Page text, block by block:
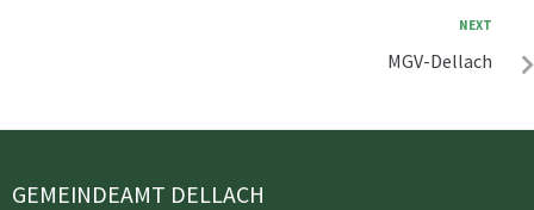
NEXT
MGV-Dellach
GEMEINDEAMT DELLACH